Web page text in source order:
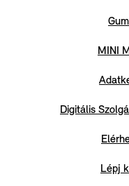
MINI
Digitális
Lépj